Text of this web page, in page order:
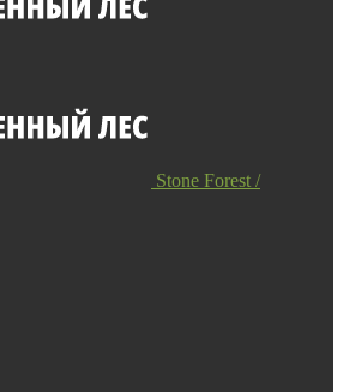
Stone Forest /